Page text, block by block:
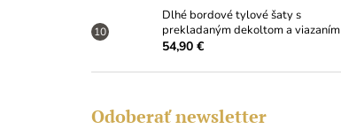
Dlhé bordové tylové šaty s
prekladaným dekoltom a viazaním
54,90 €
Odoberať newsletter